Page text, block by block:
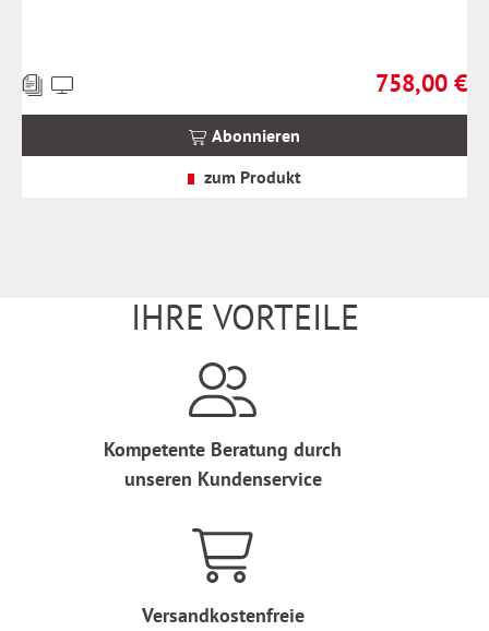
Regulärer
758,00 €
Preise
inkl.
Abonnieren
zum Produkt
IHRE VORTEILE
Kompetente Beratung durch
unseren Kundenservice
Versandkostenfreie